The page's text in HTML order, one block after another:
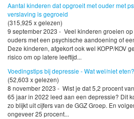
Aantal kinderen dat opgroeit met ouder met
verslaving is gegroeid
(315,925 x gelezen)
9 september 2023 - Veel kinderen groeien
ouders met een psychische aandoening of
Deze kinderen, afgekort ook wel KOPP/KOV
risico om op latere leeftijd...
Voedingstips bij depressie - Wat wel/niet eten?
(52,603 x gelezen)
8 november 2023 - Wist je dat 5,2 procent
65 jaar in 2022 leed aan een depressie? Dit
zo blijkt uit cijfers van de GGZ Groep. En
ongeveer 25 procent...